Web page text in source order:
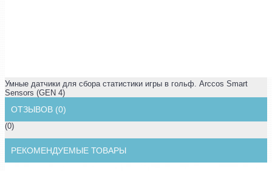
Умные датчики для сбора статистики игры в гольф. Arccos Smart
Sensors (GEN 4)
ОТЗЫВОВ (0)
(0)
РЕКОМЕНДУЕМЫЕ ТОВАРЫ